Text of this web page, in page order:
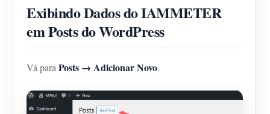
Exibindo Dados do IAMMETER
em Posts do WordPress
Vá para Posts → Adicionar Novo.